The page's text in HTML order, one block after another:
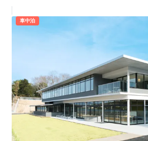
車中泊